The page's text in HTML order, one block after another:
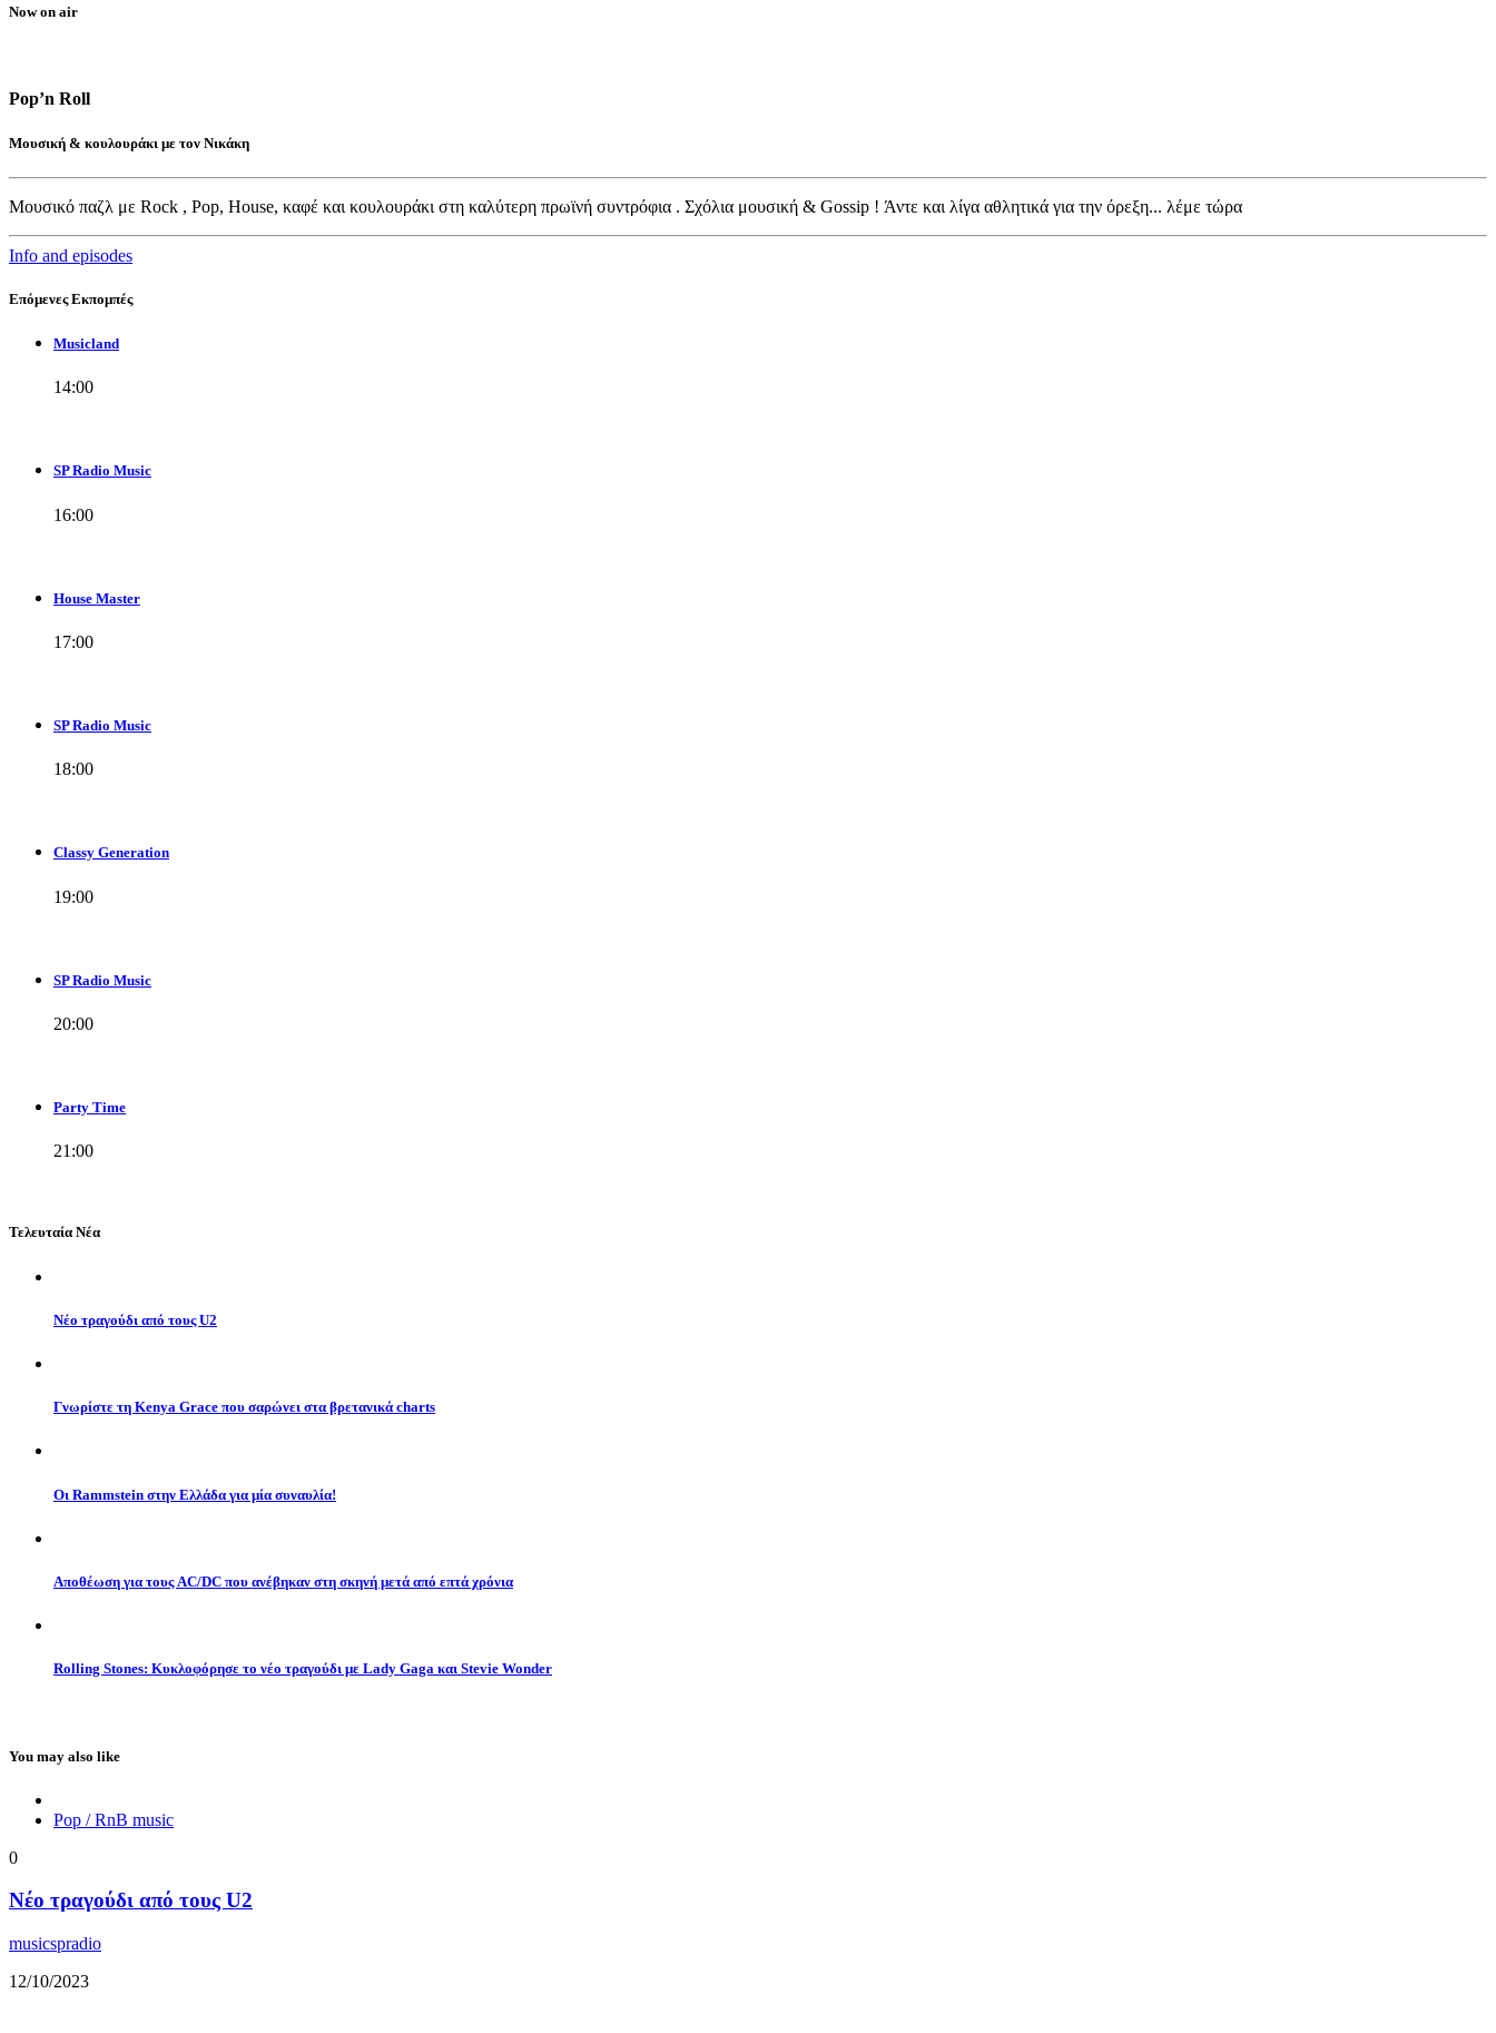
Now on air
Pop’n Roll
Μουσική & κουλουράκι με τον Νικάκη
Μουσικό παζλ με Rock , Pop, House, καφέ και κουλουράκι στη καλύτερη πρωϊνή συντρόφια . Σχόλια μουσική & Gossip ! Άντε και λίγα αθλητικά για την όρεξη... λέμε τώρα
Info and episodes
Επόμενες Εκπομπές
Musicland
14:00
SP Radio Music
16:00
House Master
17:00
SP Radio Music
18:00
Classy Generation
19:00
SP Radio Music
20:00
Party Time
21:00
Τελευταία Νέα
Νέο τραγούδι από τους U2
Γνωρίστε τη Kenya Grace που σαρώνει στα βρετανικά charts
Οι Rammstein στην Ελλάδα για μία συναυλία!
Αποθέωση για τους AC/DC που ανέβηκαν στη σκηνή μετά από επτά χρόνια
Rolling Stones: Κυκλοφόρησε το νέο τραγούδι με Lady Gaga και Stevie Wonder
You may also like
Pop / RnB music
0
Νέο τραγούδι από τους U2
musicspradio
12/10/2023